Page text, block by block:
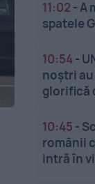
11:02 -A
spatele
10:54-
noștri au
glorifică
10:45 -
românii
intră în